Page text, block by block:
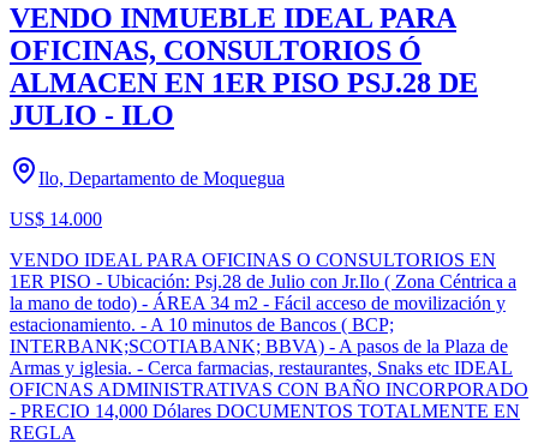
VENDO INMUEBLE IDEAL PARA
OFICINAS, CONSULTORIOS Ó
ALMACEN EN 1ER PISO PSJ.28 DE
JULIO - ILO
Ilo, Departamento de Moquegua
US$ 14.000
VENDO IDEAL PARA OFICINAS O CONSULTORIOS EN
1ER PISO - Ubicación: Psj.28 de Julio con Jr.Ilo ( Zona Céntrica a
la mano de todo) - ÁREA 34 m2 - Fácil acceso de movilización y
estacionamiento. - A 10 minutos de Bancos ( BCP;
INTERBANK;SCOTIABANK; BBVA) - A pasos de la Plaza de
Armas y iglesia. - Cerca farmacias, restaurantes, Snaks etc IDEAL
OFICNAS ADMINISTRATIVAS CON BAÑO INCORPORADO
- PRECIO 14,000 Dólares DOCUMENTOS TOTALMENTE EN
REGLA